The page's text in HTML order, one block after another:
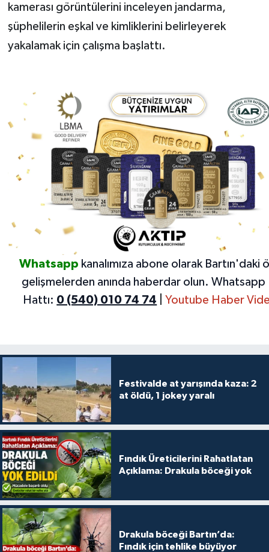
kamerası görüntülerini inceleyen jandarma,
şüphelilerin eşkal ve kimliklerini belirleyerek
yakalamak için çalışma başlattı.
Whatsapp kanalımıza abone olarak Bartın'daki
gelişmelerden anında haberdar olun. Whatsapp
Hattı: 0 (540) 010 74 74 Youtube Haber
Festivalde at yarışında kaza: 2
at öldü, 1 jokey yaralı
Fındık Üreticilerini Rahatlatan
Açıklama: Drakula böceği yok
Drakula böceği Bartın’da:
Fındık için tehlike büyüyor